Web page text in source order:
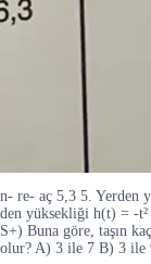
n- re- aç 5,3 5. Yerden
den yüksekliği h(t) = -
S+) Buna göre, taşın
olur? A) 3 ile 7 B) 3 ile